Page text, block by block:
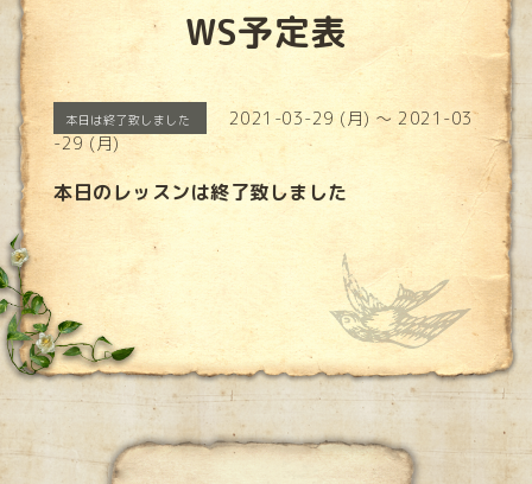
WS予定表
本日は終了致しました
2021-03-29 (月) ～ 2021-03
-29 (月)
本日のレッスンは終了致しました